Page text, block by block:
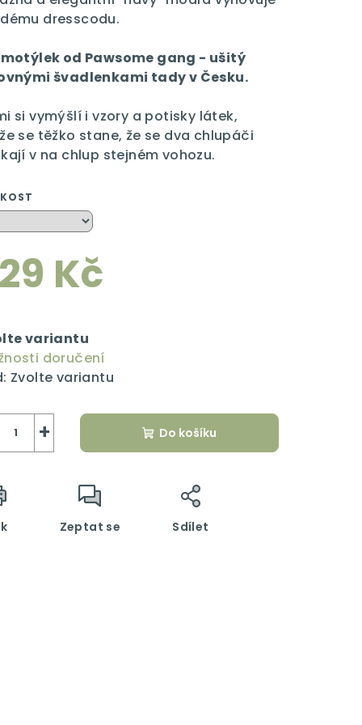
dresscodu.
motýlek od Pawsome gang - ušitý
švadlenkami tady v Česku.
si vymýšlí i vzory a potisky látek,
se těžko stane, že se dva chlupáči
v na chlup stejném vohozu.
Kč
variantu
doručení
Zvolte variantu
+ Do košíku
Zeptat se Sdílet